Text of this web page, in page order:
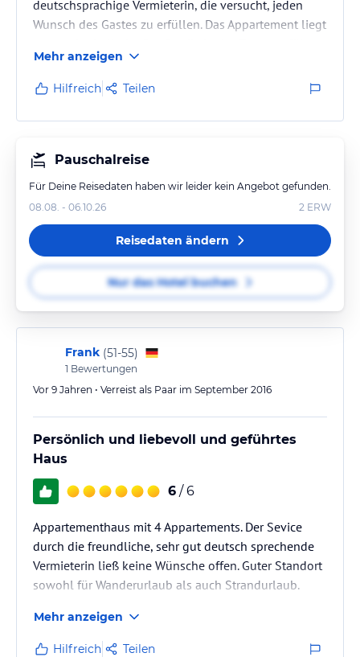
deutschsprachige Vermieterin, die versucht, jeden
Wunsch des Gastes zu erfüllen. Das Appartement liegt
und ist nur 2 - 3 Gehminuten vom Strand entfernt.
Mehr anzeigen
Hilfreich Teilen
Pauschalreise
Für Deine Reisedaten haben wir leider kein Angebot gefunden.
08.08. - 06.10.26
2 ERW
Reisedaten ändern
Nur das Hotel buchen
Frank (51-55)
1 Bewertungen
Vor 9 Jahren • Verreist als Paar im September 2016
Persönlich und liebevoll und geführtes
Haus
6 / 6
Appartementhaus mit 4 Appartements. Der Sevice
durch die freundliche, sehr gut deutsch sprechende
Vermieterin ließ keine Wünsche offen. Guter Standort
sowohl für Wanderurlaub als auch Strandurlaub.
Mehr anzeigen
Hilfreich Teilen